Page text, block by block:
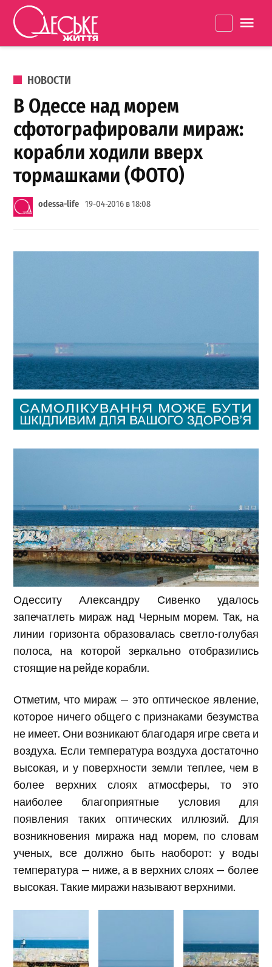
Перейти к содержанию
життя
ОПУБЛИКОВАНО В
НОВОСТИ
В Одессе над морем
сфотографировали мираж:
корабли ходили вверх
тормашками (ФОТО)
odessa-life 19-04-2016 в 18:08
Одесситу Александру Сивенко удалось
запечатлеть мираж над Черным морем. Так, на
линии горизонта образовалась светло-голубая
полоса, на которой зеркально отобразились
стоящие на рейде корабли.
Отметим, что мираж — это оптическое явление,
которое ничего общего с признаками безумства
не имеет. Они возникают благодаря игре света и
воздуха. Если температура воздуха достаточно
высокая, и у поверхности земли теплее, чем в
более верхних слоях атмосферы, то это
наиболее благоприятные условия для
появления таких оптических иллюзий. Для
возникновения миража над морем, по словам
ученых, все должно быть наоборот: у воды
температура — ниже, а в верхних слоях — более
высокая. Такие миражи называют верхними.